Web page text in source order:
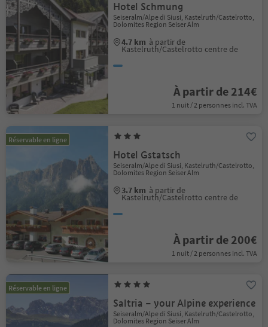
Hotel Schmung
Seiseralm/Alpe di Siusi, Kastelruth/Castelrotto,
Dolomites Region Seiser Alm
4.7 km à partir de
Kastelruth/Castelrotto centre de
À partir de 214€
1 nuit / 2 personnes incl. TVA
Réservable en ligne
Hotel Gstatsch
Seiseralm/Alpe di Siusi, Kastelruth/Castelrotto,
Dolomites Region Seiser Alm
3.7 km à partir de
Kastelruth/Castelrotto centre de
À partir de 200€
1 nuit / 2 personnes incl. TVA
Réservable en ligne
Saltria – your Alpine experience
Seiseralm/Alpe di Siusi, Kastelruth/Castelrotto,
Dolomites Region Seiser Alm